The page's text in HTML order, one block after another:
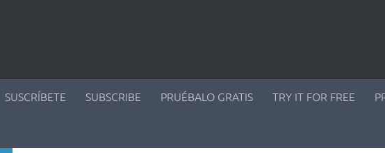
SUSCRÍBETE SUBSCRIBE PRUÉBALO GRATIS TRY IT FOR FREE